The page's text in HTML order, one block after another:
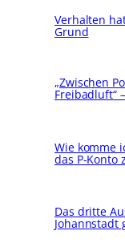
Verhalten
Grund
„Zwischen
Freibadluft“
Wie komme
das P-Konto
Das dritte
Johannstadt